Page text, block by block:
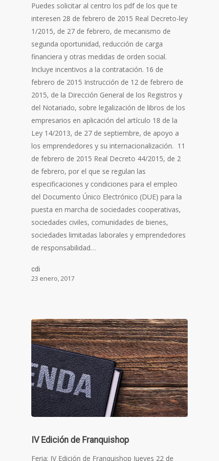
Puedes solicitar al centro los pdf de los que te
interesen 28 de febrero de 2015 Real Decreto-ley
1/2015, de 27 de febrero, de mecanismo de
segunda oportunidad, reducción de carga
financiera y otras medidas de orden social.
Incluye incentivos a la contratación. 16 de
febrero de 2015 Instrucción de 12 de febrero de
2015, de la Dirección General de los Registros y
del Notariado, sobre legalización de libros de los
empresarios en aplicación del artículo 18 de la
Ley 14/2013, de 27 de septiembre, de apoyo a
los emprendedores y su internacionalización. 11
de febrero de 2015 Real Decreto 44/2015, de 2
de febrero, por el que se regulan las
especificaciones y condiciones para el empleo
del Documento Único Electrónico (DUE) para la
puesta en marcha de sociedades cooperativas,
sociedades civiles, comunidades de bienes,
sociedades limitadas laborales y emprendedores
de responsabilidad…
cdi
23 enero, 2017
IV Edición de Franquishop
Feria: IV Edición de Franquishop Jueves 22 de